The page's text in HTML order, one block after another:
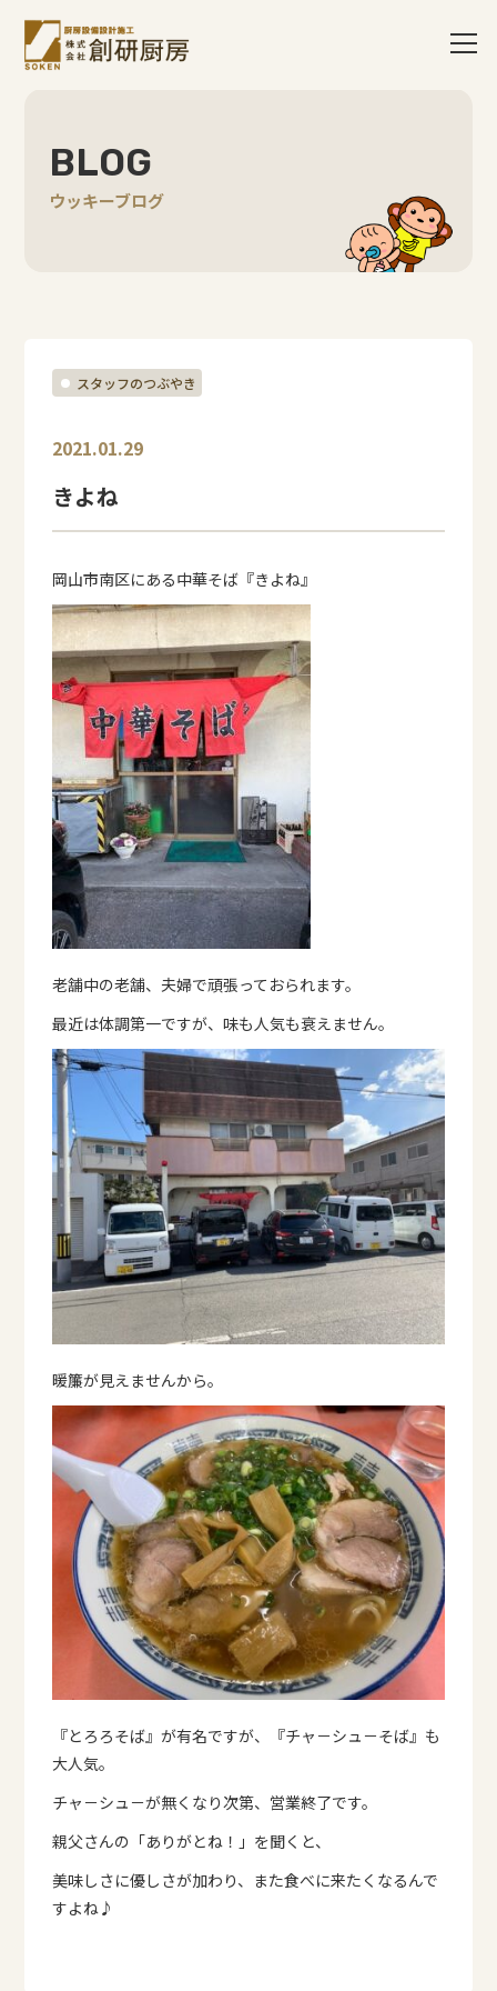
BLOG
ウッキーブログ
スタッフのつぶやき
2021.01.29
きよね
岡山市南区にある中華そば『きよね』
老舗中の老舗、夫婦で頑張っておられます。
最近は体調第一ですが、味も人気も衰えません。
暖簾が見えませんから。
『とろろそば』が有名ですが、『チャ－シュ－そば』も
大人気。
チャ－シュ－が無くなり次第、営業終了です。
親父さんの「ありがとね！」を聞くと、
美味しさに優しさが加わり、また食べに来たくなるんで
すよね♪